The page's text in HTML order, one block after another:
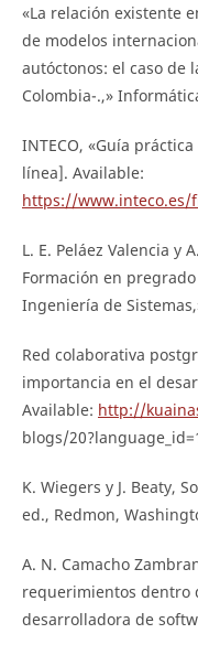
«La relación existente
de modelos
autóctonos: el caso de
Colombia-.,»
INTECO, «Guía
línea]. Available:
https://www.inteco.es/
L. E. Peláez Valencia y
Formación en
Ingeniería de
Red colaborativa
importancia en el
Available: http://
blogs/
K. Wiegers y J. Beaty,
ed., Redmon,
A. N. Camacho
requerimientos dentro
desarrolladora de